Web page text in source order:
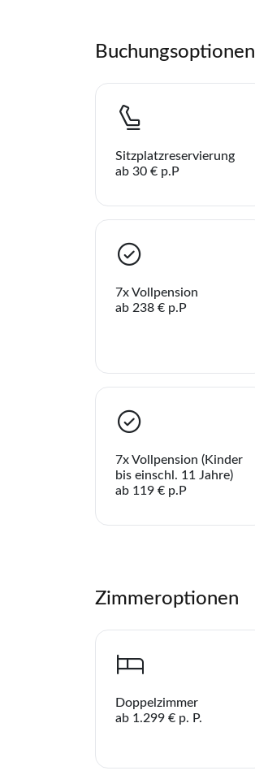
Buchungsoptionen
Sitzplatzreservierung
ab 30 € p.P
7x Vollpension
ab 238 € p.P
7x Vollpension (Kinder
bis einschl. 11 Jahre)
ab 119 € p.P
Zimmeroptionen
Doppelzimmer
ab 1.299 € p. P.